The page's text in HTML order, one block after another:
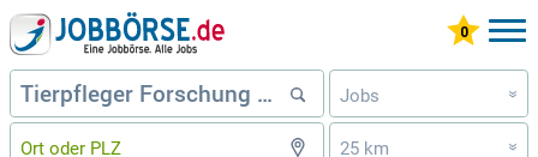
Jobs »
25 km »